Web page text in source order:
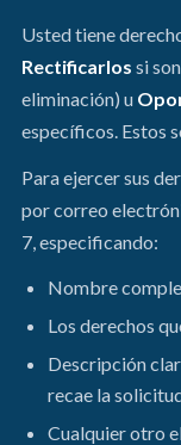
Usted tiene
Rectificarlos si
eliminación) u
específicos. Estos
Para ejercer sus
por correo
7, especificando:
Nombre
Los derechos
Descripción
recae la
Cualquier otro